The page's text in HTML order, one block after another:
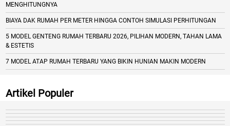
MENGHITUNGNYA
BIAYA DAK RUMAH PER METER HINGGA CONTOH SIMULASI PERHITUNGAN
5 MODEL GENTENG RUMAH TERBARU 2026, PILIHAN MODERN, TAHAN LAMA
& ESTETIS
7 MODEL ATAP RUMAH TERBARU YANG BIKIN HUNIAN MAKIN MODERN
Artikel Populer